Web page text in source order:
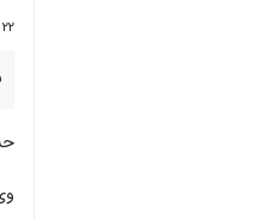
۲۲ تیر ۱۴۰۱، ۱۳:۵۰
وی